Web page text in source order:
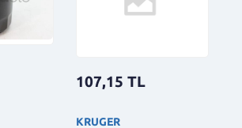
107,15 TL
KRUGER